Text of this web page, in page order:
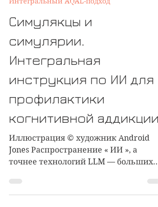
1 апр. 2025 г.
5 мин. чтения
Симулякцы и
симулярии.
Интегральная
инструкция по ИИ для
профилактики
когнитивной аддикции
Jones Распространение « ИИ », а
точнее технологий LLM — больших